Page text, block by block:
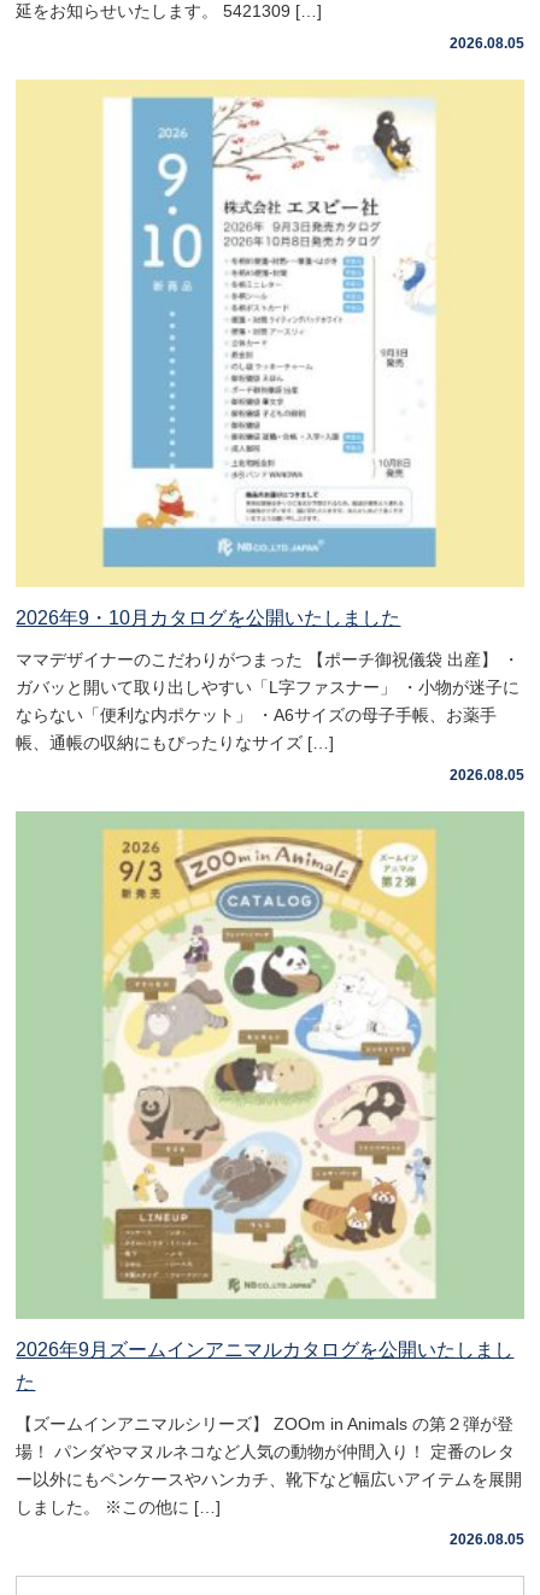
延をお知らせいたします。 5421309 […]
2026.08.05
2026年9・10月カタログを公開いたしました
ママデザイナーのこだわりがつまった 【ポーチ御祝儀袋 出産】 ・
ガバッと開いて取り出しやすい「L字ファスナー」 ・小物が迷子に
ならない「便利な内ポケット」 ・A6サイズの母子手帳、お薬手
帳、通帳の収納にもぴったりなサイズ […]
2026.08.05
2026年9月ズームインアニマルカタログを公開いたしまし
た
【ズームインアニマルシリーズ】 ZOOm in Animals の第２弾が登
場！ パンダやマヌルネコなど人気の動物が仲間入り！ 定番のレタ
ー以外にもペンケースやハンカチ、靴下など幅広いアイテムを展開
しました。 ※この他に […]
2026.08.05